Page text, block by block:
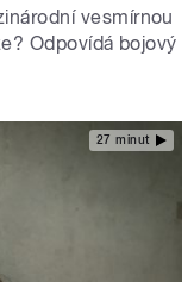
vesmírnou
Odpovídá bojový
27 minut